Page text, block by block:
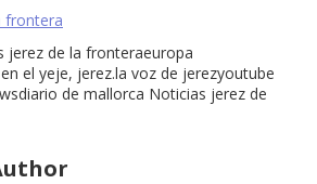
frontera
jerez de la fronteraeuropa
el yeje, jerez.la voz de jerezyoutube
de mallorca Noticias jerez de